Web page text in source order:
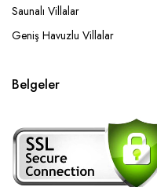
Saunalı Villalar
Geniş Havuzlu Villalar
Belgeler